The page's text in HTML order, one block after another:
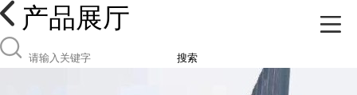
产品展厅
搜索